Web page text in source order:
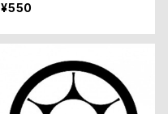
¥550